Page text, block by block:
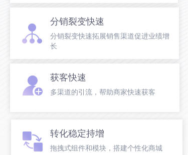
分销裂变快速
分销裂变快速拓展销售渠道促进业绩增
长
获客快速
多渠道的引流，帮助商家快速获客
转化稳定持增
拖拽式组件和模块，搭建个性化商城